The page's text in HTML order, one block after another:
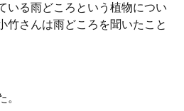
いる雨どころという植物につい
竹さんは雨どころを聞いたこと